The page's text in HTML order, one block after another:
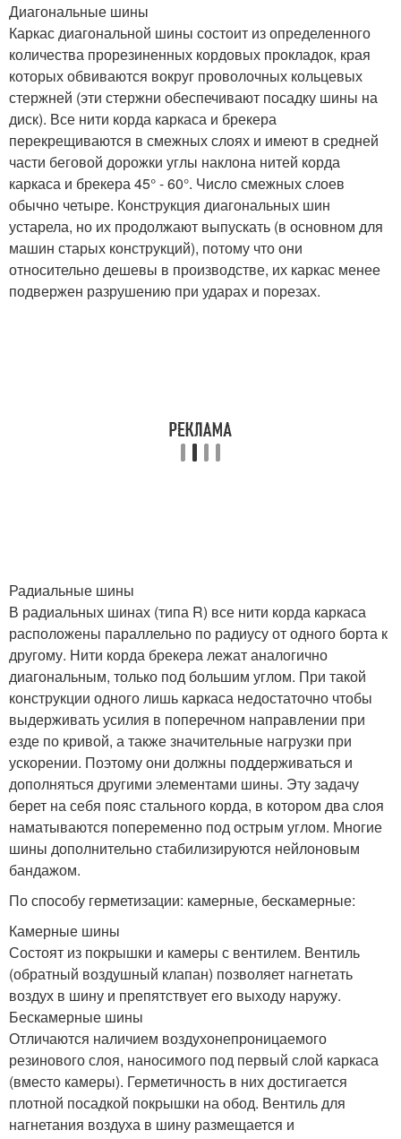
Диагональные шины
Каркас диагональной шины состоит из определенного
количества прорезиненных кордовых прокладок, края
которых обвиваются вокруг проволочных кольцевых
стержней (эти стержни обеспечивают посадку шины на
диск). Все нити корда каркаса и брекера
перекрещиваются в смежных слоях и имеют в средней
части беговой дорожки углы наклона нитей корда
каркаса и брекера 45° - 60°. Число смежных слоев
обычно четыре. Конструкция диагональных шин
устарела, но их продолжают выпускать (в основном для
машин старых конструкций), потому что они
относительно дешевы в производстве, их каркас менее
подвержен разрушению при ударах и порезах.
Радиальные шины
В радиальных шинах (типа R) все нити корда каркаса
расположены параллельно по радиусу от одного борта к
другому. Нити корда брекера лежат аналогично
диагональным, только под большим углом. При такой
конструкции одного лишь каркаса недостаточно чтобы
выдерживать усилия в поперечном направлении при
езде по кривой, а также значительные нагрузки при
ускорении. Поэтому они должны поддерживаться и
дополняться другими элементами шины. Эту задачу
берет на себя пояс стального корда, в котором два слоя
наматываются попеременно под острым углом. Многие
шины дополнительно стабилизируются нейлоновым
бандажом.
По способу герметизации: камерные, бескамерные:
Камерные шины
Состоят из покрышки и камеры с вентилем. Вентиль
(обратный воздушный клапан) позволяет нагнетать
воздух в шину и препятствует его выходу наружу.
Бескамерные шины
Отличаются наличием воздухонепроницаемого
резинового слоя, наносимого под первый слой каркаса
(вместо камеры). Герметичность в них достигается
плотной посадкой покрышки на обод. Вентиль для
нагнетания воздуха в шину размещается и